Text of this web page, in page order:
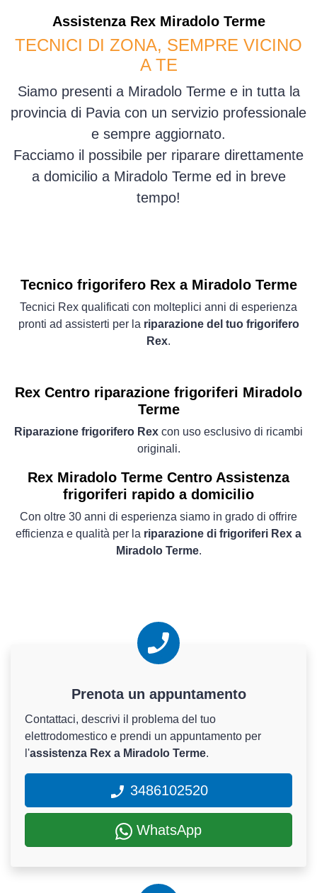
Assistenza RexMiradolo Terme
TECNICI DI ZONA, SEMPRE VICINO
A TE
Siamo presenti a Miradolo Terme e in tutta la
provincia di Pavia con un servizio professionale
e sempre aggiornato.
Facciamo il possibile per riparare direttamente
a domicilio a Miradolo Terme ed in breve
tempo!
Tecnico frigorifero Rex a Miradolo Terme
Tecnici Rex qualificati con molteplici anni di esperienza
pronti ad assisterti per la riparazione del tuo frigorifero
Rex.
Rex Centro riparazione frigoriferi Miradolo
Terme
Riparazione frigorifero Rex con uso esclusivo di ricambi
originali.
Rex Miradolo Terme Centro Assistenza
frigoriferi rapido a domicilio
Con oltre 30 anni di esperienza siamo in grado di offrire
efficienza e qualità per la riparazione di frigoriferi Rex a
Miradolo Terme.
Prenota un appuntamento
Contattaci, descrivi il problema del tuo
elettrodomestico e prendi un appuntamento per
l'assistenza Rex a Miradolo Terme.
3486102520
WhatsApp